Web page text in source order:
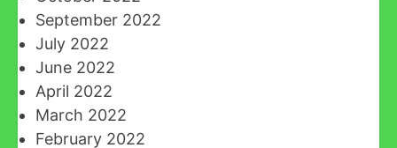
September 2022
July 2022
June 2022
April 2022
March 2022
February 2022